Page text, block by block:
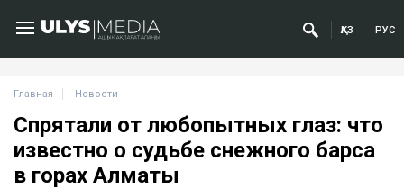
ҚАЗ РУС
Главная Новости
Спрятали от любопытных глаз: что
известно о судьбе снежного барса
в горах Алматы